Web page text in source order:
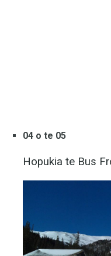
04 o te 05
Hopukia te Bus